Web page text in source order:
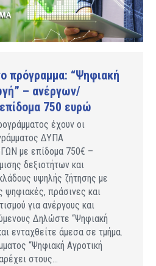
πρόγραμμα: “Ψηφιακή
– ανέργων/
750 ευρώ
έχουν οι
ΔΥΠΑ
με επίδομα 750€ –
δεξιοτήτων και
υψηλής ζήτησης με
ψηφιακές, πράσινες και
για ανέργους και
Δηλώστε “Ψηφιακή
ενταχθείτε άμεσα σε τμήμα.
“Ψηφιακή Αγροτική
στους…